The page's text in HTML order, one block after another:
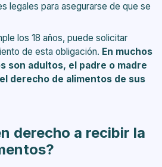
legales para asegurarse de que se
los 18 años, puede solicitar
de esta obligación. En muchos
son adultos, el padre o madre
derecho de alimentos de sus
derecho a recibir la